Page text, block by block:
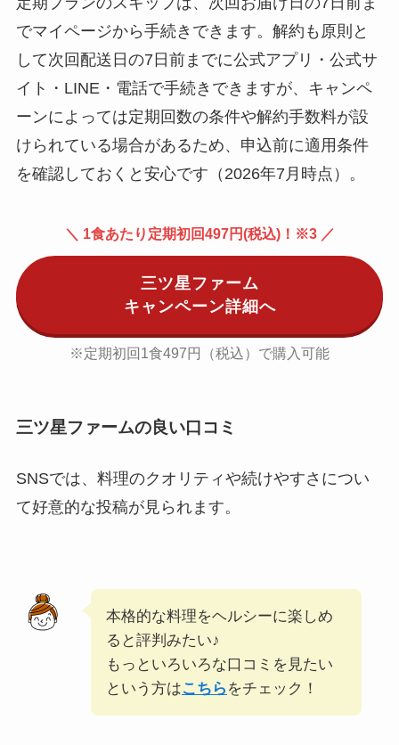
でマイページから手続きできます。解約も原則と
して次回配送日の7日前までに公式アプリ・公式サ
イト・LINE・電話で手続きできますが、キャンペ
ーンによっては定期回数の条件や解約手数料が設
けられている場合があるため、申込前に適用条件
を確認しておくと安心です（2026年7月時点）。
＼ 1食あたり定期初回497円(税込)！※3 ／
三ツ星ファーム
キャンペーン詳細へ
※定期初回1食497円（税込）で購入可能
三ツ星ファームの良い口コミ
SNSでは、料理のクオリティや続けやすさについ
て好意的な投稿が見られます。
本格的な料理をヘルシーに楽しめ
ると評判みたい♪
もっといろいろな口コミを見たい
という方はこちら をチェック！